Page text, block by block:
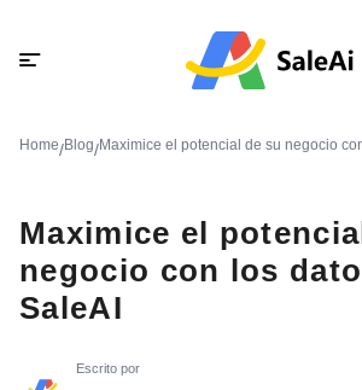
Home/Blog/Maximice el potencial de su negocio
Maximice el
negocio con los
SaleAI
Escrito por